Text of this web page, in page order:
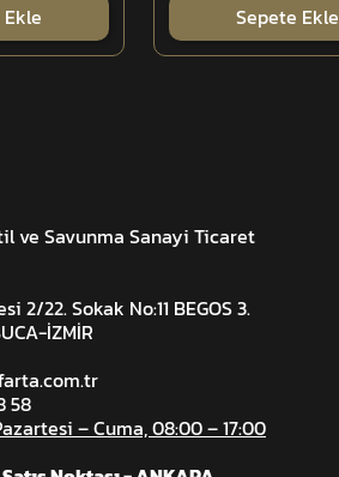
Sepete Ekle
ve Savunma Sanayi Ticaret
2/22. Sokak No:11 BEGOS 3.
İZMİR
58
– Cuma, 08:00 – 17:00